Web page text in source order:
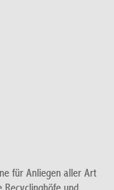
für Anliegen aller Art